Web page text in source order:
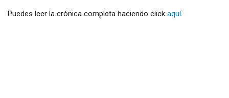
Puedes leer la crónica completa haciendo click aquí.